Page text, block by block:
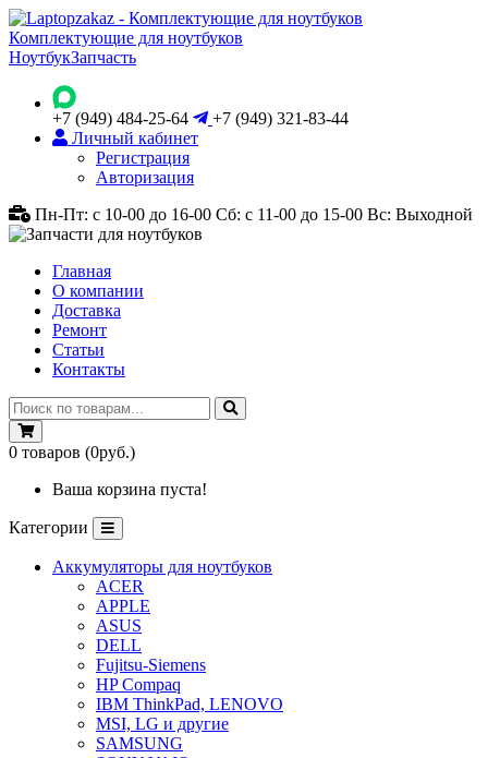
Комплектующие для ноутбуков
НоутбукЗапчасть
+7 (949) 484-25-64
+7 (949) 321-83-44
Личный кабинет
Регистрация
Авторизация
Пн-Пт: с 10-00 до 16-00 Сб: с 11-00 до 15-00 Вс: Выходной
Главная
О компании
Доставка
Ремонт
Статьи
Контакты
0 товаров (0руб.)
Ваша корзина пуста!
Категории
Аккумуляторы для ноутбуков
ACER
APPLE
ASUS
DELL
Fujitsu-Siemens
HP Compaq
IBM ThinkPad, LENOVO
MSI, LG и другие
SAMSUNG